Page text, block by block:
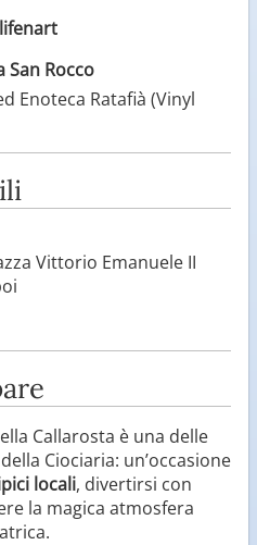
San Rocco
Enoteca Ratafià (Vinyl
Vittorio Emanuele II
Callarosta è una delle
Ciociaria: un’occasione
locali, divertirsi con
la magica atmosfera